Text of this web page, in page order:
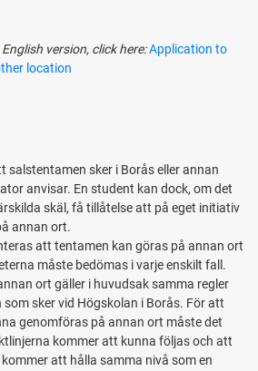
version, click here:Application to
location
salstentamen sker i Borås eller annan
anvisar. En student kan dock, om det
skäl, få tillåtelse att på eget initiativ
annan ort.
att tentamen kan göras på annan ort
måste bedömas i varje enskilt fall.
ort gäller i huvudsak samma regler
sker vid Högskolan i Borås. För att
genomföras på annan ort måste det
kommer att kunna följas och att
att hålla samma nivå som en